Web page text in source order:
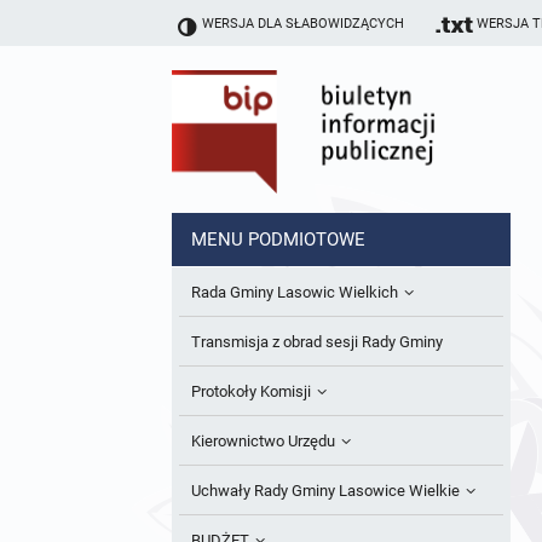
WERSJA DLA SŁABOWIDZĄCYCH WERSJA
MENU PODMIOTOWE
Rada Gminy Lasowic Wielkich
Sesje Rady Gminy
Skład Rady Gminy
Interpelacje i Zapytania Radnych
Komisje Rady Gminy i informacja o
Transmisja z obrad sesji Rady Gminy
Protokoły Komisji
Komisja Budżetu i Finansów
Komisja Oświatowa
Kierownictwo Urzędu
Wójt
Uchwały Rady Gminy Lasowice Wielkie